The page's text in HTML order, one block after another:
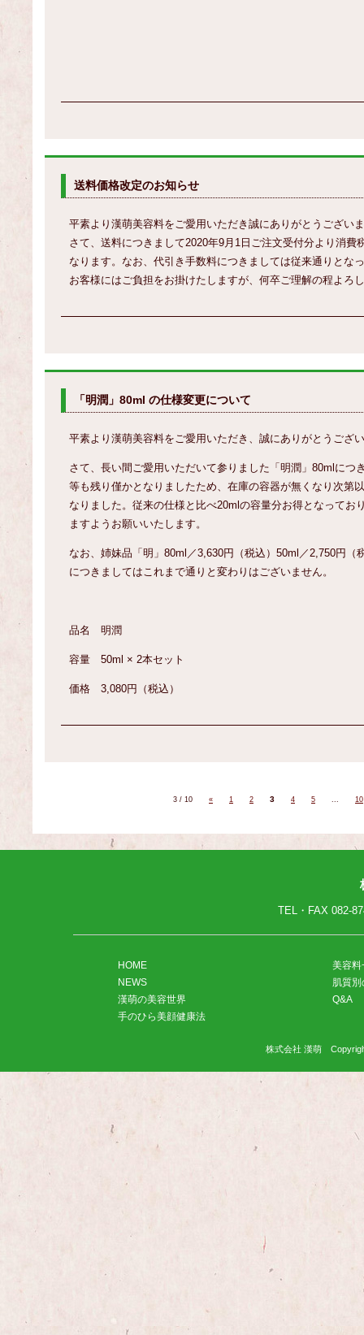
送料価格改定のお知らせ
平素より漢萌美容料をご愛用いただき誠にありがとうござい
さて、送料につきまして2020年9月1日ご注文受付分より消費
なります。なお、代引き手数料につきましては従来通りとな
お客様にはご負担をお掛けたしますが、何卒ご理解の程よろ
「明潤」80ml の仕様変更について
平素より漢萌美容料をご愛用いただき、誠にありがとうござ
さて、長い間ご愛用いただいて参りました「明潤」80mlにつ
等も残り僅かとなりましたため、在庫の容器が無くなり次第
なりました。従来の仕様と比べ20mlの容量分お得となってお
ますようお願いいたします。
なお、姉妹品「明」80ml／3,630円（税込）50ml／2,750円（
につきましてはこれまで通りと変わりはございません。
品名 明潤
容量 50ml × 2本セット
価格 3,080円（税込）
3 / 10 « 1 2 3 4 5 ... 10
TEL・FAX 082-
HOME
NEWS
漢萌の美容世界
手のひら美顔健康法
美容料
肌質
Q&A
株式会社 漢萌